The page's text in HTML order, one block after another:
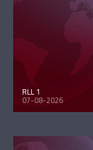
RLL 1
07-08-2026